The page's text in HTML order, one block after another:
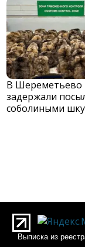
В Шереметьево
задержали
соболиными
Выписка из